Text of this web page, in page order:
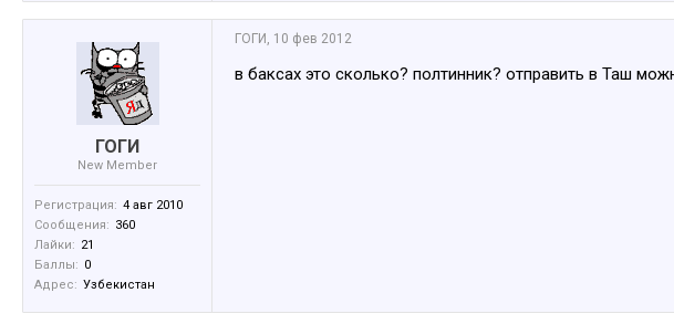
ГОГИ
New Member
Регистрация: 4 авг 2010
Сообщения: 360
Лайки: 21
Баллы: 0
Адрес: Узбекистан
ГОГИ , 10 фев 2012
в баксах это сколько? полтинник? отправить в Таш